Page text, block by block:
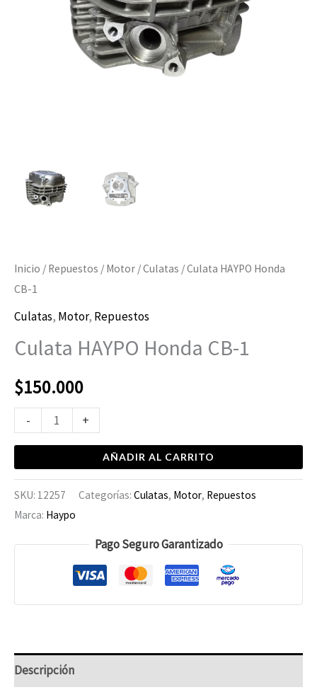
Inicio / Repuestos / Motor /Culatas / Culata HAYPO Honda
CB-1
Culatas, Motor, Repuestos
Culata HAYPO Honda CB-1
$150.000
- +
AÑADIR AL CARRITO
SKU: 12257 Categorías: Culatas, Motor, Repuestos
Marca: Haypo
Pago Seguro Garantizado
Descripción